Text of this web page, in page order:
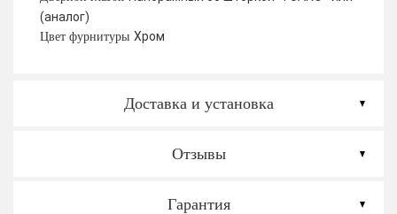
(аналог)
Цвет фурнитуры Хром
Доставка и установка
Отзывы
Гарантия